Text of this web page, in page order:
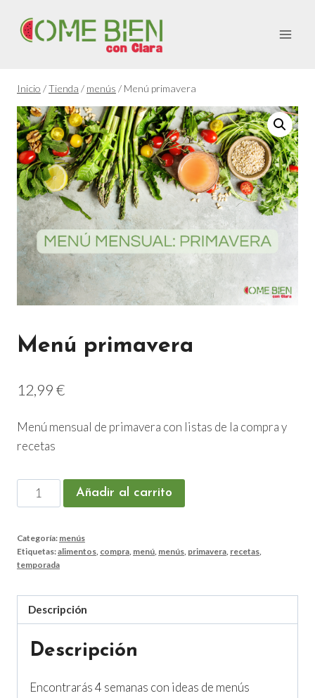
contenido
Inicio /Tienda / menús / Menú primavera
Menú primavera
12,99€
Menú mensual de primavera con listas de la compra y
recetas
Menú
primavera
Añadir al carrito
Categoría: menús
Etiquetas:alimentos compra menú menús primavera recetas
temporada
Descripción
Descripción
Encontrarás 4 semanas con ideas de menús